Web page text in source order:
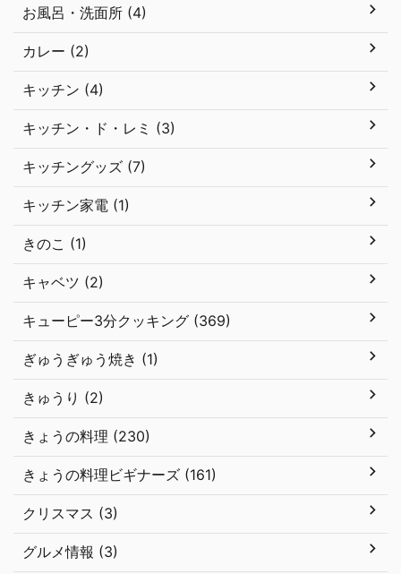
お風呂・洗面所 (4)
カレー (2)
キッチン (4)
キッチン・ド・レミ (3)
キッチングッズ (7)
キッチン家電 (1)
きのこ (1)
キャベツ (2)
キューピー3分クッキング (369)
ぎゅうぎゅう焼き (1)
きゅうり (2)
きょうの料理 (230)
きょうの料理ビギナーズ (161)
クリスマス (3)
グルメ情報 (3)